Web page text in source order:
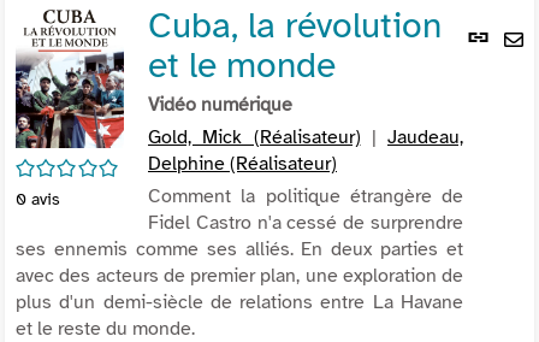
Lien
/5
0 avis
Cuba, la révolution
et le monde
Vidéo numérique
Gold, Mick (Réalisateur) | Jaudeau,
Delphine (Réalisateur)
Comment la politique étrangère de
Fidel Castro n'a cessé de surprendre
ses ennemis comme ses alliés. En deux parties et
avec des acteurs de premier plan, une exploration de
plus d'un demi-siècle de relations entre La Havane
et le reste du monde.